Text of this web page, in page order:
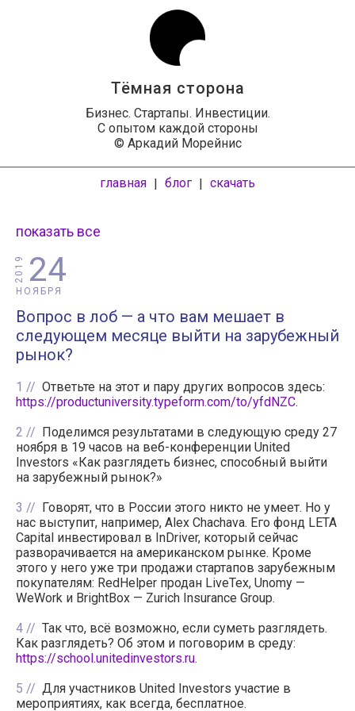
Тёмная сторона
Бизнес. Стартапы. Инвестиции.
С опытом каждой стороны
© Аркадий Морейнис
главная | блог | скачать
показать все
24
НОЯБРЯ
2019
Вопрос в лоб — а что вам мешает в
следующем месяце выйти на зарубежный
рынок?
1
Ответьте на этот и пару других вопросов здесь:
https://productuniversity.typeform.com/to/yfdNZC.
2
Поделимся результатами в следующую среду 27
ноября в 19 часов на веб-конференции United
Investors «Как разглядеть бизнес, способный выйти
на зарубежный рынок?»
3
Говорят, что в России этого никто не умеет. Но у
нас выступит, например, Alex Chachava. Его фонд LETA
Capital инвестировал в InDriver, который сейчас
разворачивается на американском рынке. Кроме
этого у него уже три продажи стартапов зарубежным
покупателям: RedHelper продан LiveTex, Unomy —
WeWork и BrightBox — Zurich Insurance Group.
4
Так что, всё возможно, если суметь разглядеть.
Как разглядеть? Об этом и поговорим в среду:
https://school.unitedinvestors.ru.
5
Для участников United Investors участие в
мероприятиях, как всегда, бесплатное.